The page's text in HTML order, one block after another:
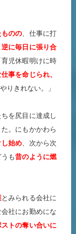
のの、仕事に打
逆に毎日に張り合
育児休暇明けに時
事を命じられ、
りきれない。」
を尻目に達成し
。にもかかわら
始め、次から次
も昔のように燃
とみられる会社に
社にお勤めにな
トの奪い合いに